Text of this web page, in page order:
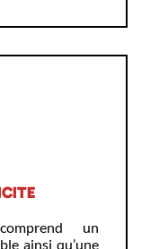
un
ainsi qu’une